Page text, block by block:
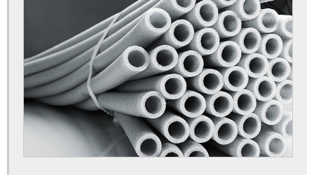
Distribuidor de materiais elétricos atacado
Distribuidor de tubos galvanizados
Distribuidora de cabos e fios elétricos
Distribuidora de furadeira
Distribuidora de materiais elétricos de alta tensão
Distribuidora de tubos de aço inox
Empresa de automação